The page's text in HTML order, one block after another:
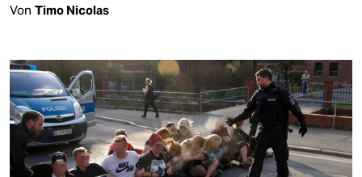
Von Timo Nicolas